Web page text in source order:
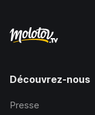
Découvrez-nous
Presse